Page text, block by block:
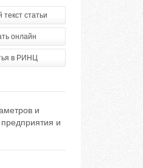
статьи
онлайн
в РИНЦ
и
и